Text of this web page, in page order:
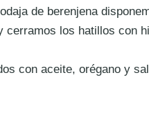
de berenjena
cerramos los hatillos con
con aceite, orégano y